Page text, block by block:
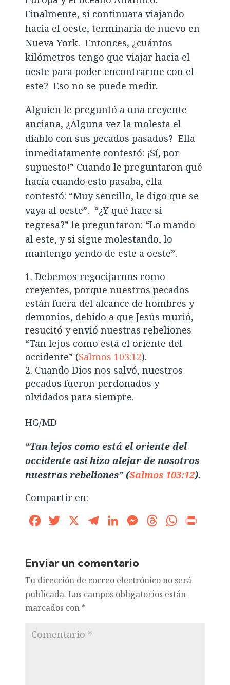
Finalmente, si continuara viajando
hacia el oeste, terminaría de nuevo en
Nueva York. Entonces, ¿cuántos
kilómetros tengo que viajar hacia el
oeste para poder encontrarme con el
este? Eso no se puede medir.
Alguien le preguntó a una creyente
anciana, ¿Alguna vez la molesta el
diablo con sus pecados pasados? Ella
inmediatamente contestó: ¡Sí, por
supuesto!” Cuando le preguntaron qué
hacía cuando esto pasaba, ella
contestó: “Muy sencillo, le digo que se
vaya al oeste”. “¿Y qué hace si
regresa?” le preguntaron: “Lo mando
al este, y si sigue molestando, lo
mantengo yendo de este a oeste”.
Debemos regocijarnos como
creyentes, porque nuestros pecados
están fuera del alcance de hombres y
demonios, debido a que Jesús murió,
resucitó y envió nuestras rebeliones
“Tan lejos como está el oriente del
occidente” (Salmos 103:12).
Cuando Dios nos salvó, nuestros
pecados fueron perdonados y
olvidados para siempre.
HG/MD
“Tan lejos como está el oriente del
occidente así hizo alejar de nosotros
nuestras rebeliones” (Salmos 103:12).
Compartir en:
FacebookTwitter TelegramLinkedInMessengerThreadsWhatsApp
Enviar un comentario
Tu dirección de correo electrónico no será
publicada. Los campos obligatorios están
marcados con *